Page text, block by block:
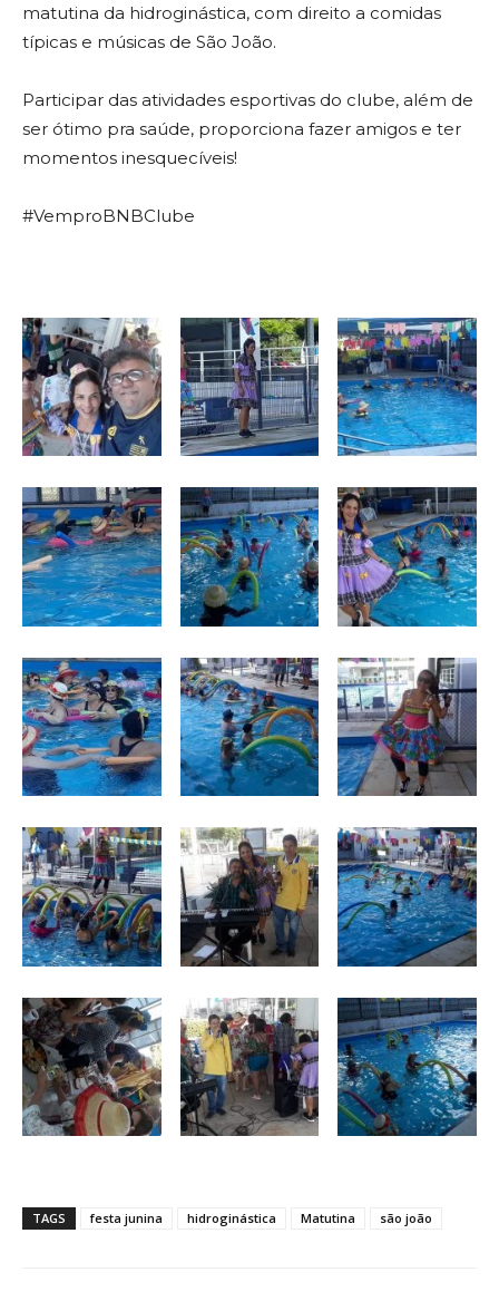
matutina da hidroginástica, com direito a comidas
típicas e músicas de São João.
Participar das atividades esportivas do clube, além de
ser ótimo pra saúde, proporciona fazer amigos e ter
momentos inesquecíveis!
#VemproBNBClube
TAGS festa junina hidroginástica Matutina são joão